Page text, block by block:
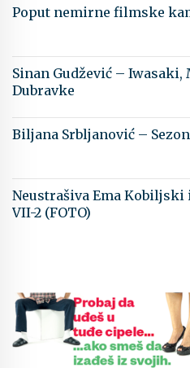
Poput nemirne filmske
Sinan Gudžević – Iwasaki,
Dubravke
Biljana Srbljanović –
Neustrašiva Ema
VII-2 (FOTO)